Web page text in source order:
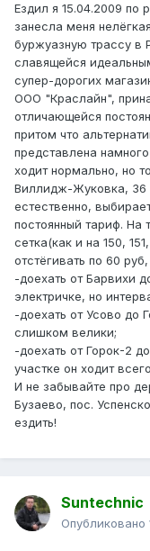
Ездил я 15.04.2009 по
занесла меня
буржуазную трассу в
славящейся
супер-дорогих
ООО "Краслайн",
отличающейся
притом что
представлена
ходит нормально, но
Виллидж-Жуковка, 36
естественно,
постоянный тариф. На
сетка(как и на 150,
отстёгивать по 60 руб,
-доехать от Барвихи
электричке, но
-доехать от Усово до
слишком велики;
-доехать от Горок-2
участке он ходит
И не забывайте про
Бузаево, пос.
ездить!
Suntechnic
Опубликовано